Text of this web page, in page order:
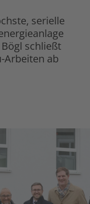
serielle
schließt
Arbeiten ab